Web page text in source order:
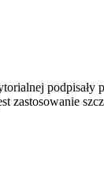
zastosowanie